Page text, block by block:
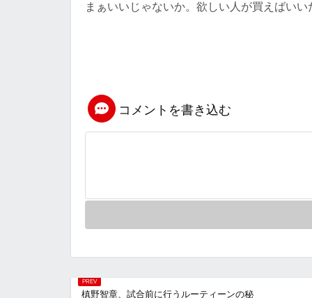
まぁいいじゃないか。欲しい人が買えばいい
コメントを書き込む
槙野智章、試合前に行うルーティーンの秘